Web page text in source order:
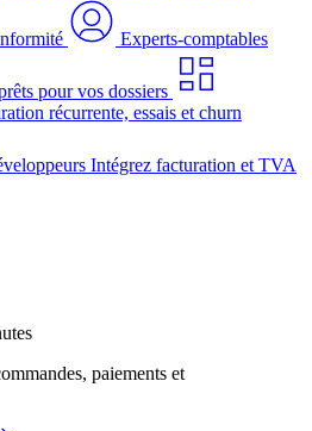
Experts-comptables
pour vos dossiers
récurrente, essais et churn
Intégrez facturation et TVA
paiements et